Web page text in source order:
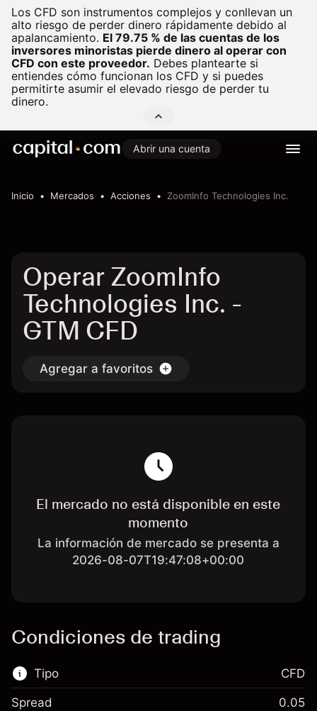
Los CFD son instrumentos complejos y conllevan un
alto riesgo de perder dinero rápidamente debido al
apalancamiento. El 79.75 % de las cuentas de los
inversores minoristas pierde dinero al operar con
CFD con este proveedor. Debes plantearte si
entiendes cómo funcionan los CFD y si puedes
permitirte asumir el elevado riesgo de perder tu
dinero.
Abrir una cuenta
Inicio Mercados Acciones ZoomInfo Technologies Inc.
Operar ZoomInfo
Technologies Inc. -
GTM CFD
Agregar a favoritos
El mercado no está disponible en este
momento
La información de mercado se presenta a
2026-08-07T19:47:08+00:00
Condiciones de trading
Tipo CFD
Spread 0.05